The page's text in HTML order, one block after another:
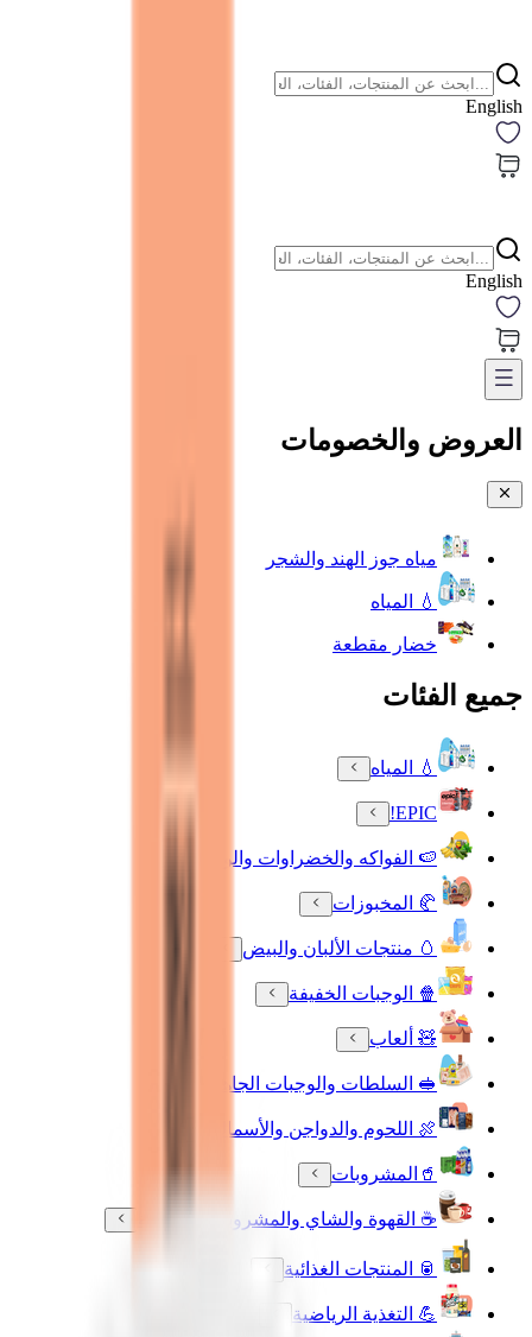
English
English
العروض والخصومات
مياه جوز الهند والشجر
💧 المياه
خضار مقطعة
جميع الفئات
💧 المياه
EPIC!
🍉 الفواكه والخضراوات والورود
🥐 المخبوزات
🥚 منتجات الألبان والبيض
🍿 الوجبات الخفيفة
🧸 ألعاب
🥪 السلطات والوجبات الجاهزة
🍖 اللحوم والدواجن والأسماك
🥤المشروبات
☕ القهوة والشاي والمشروبات الساخنة
🥫 المنتجات الغذائية
💪 التغذية الرياضية